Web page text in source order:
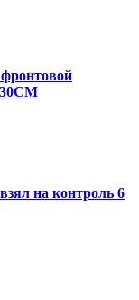
30СМ
на контроль 6